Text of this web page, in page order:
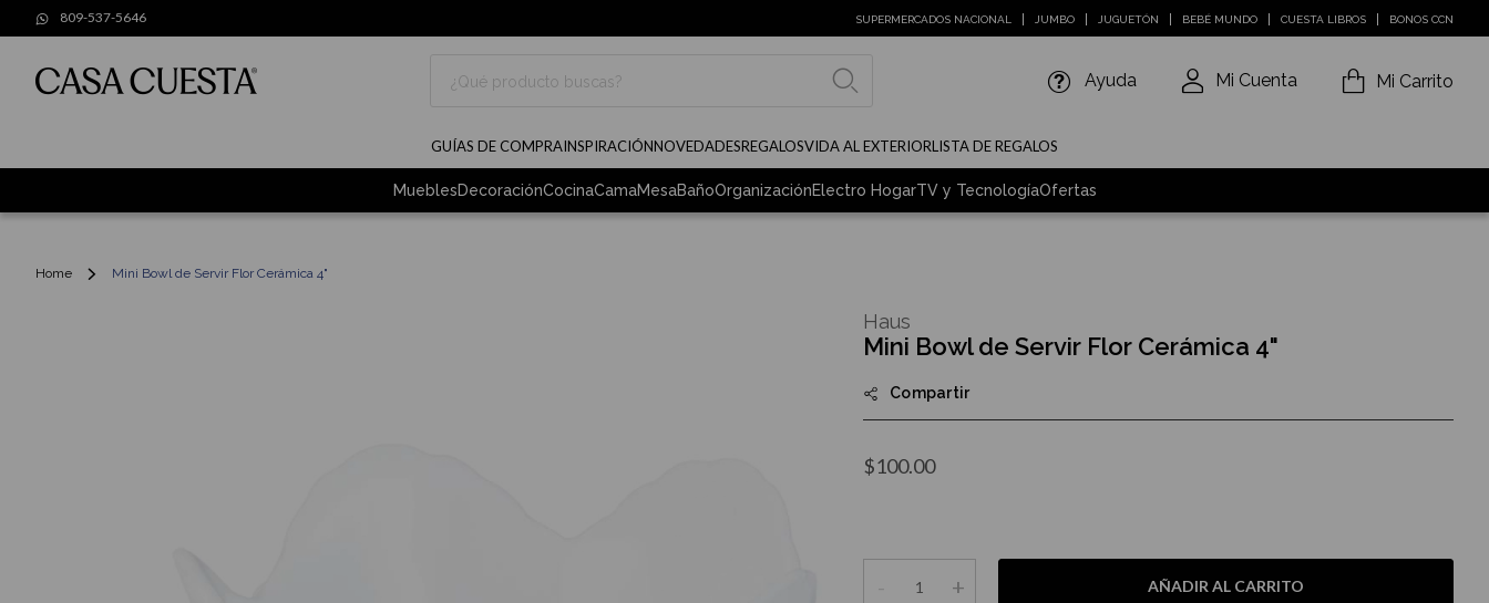
809-537-5646 SUPERMERCADOS NACIONAL JUMBO JUGUETÓN BEBÉ MUNDO CUESTA LIBROS BONOS CCN
Ayuda Mi Cuenta Mi Carrito
GUÍAS DE COMPRAINSPIRACIÓNNOVEDADESREGALOSVIDA AL EXTERIORLISTA DE REGALOS
MueblesDecoraciónCocinaCamaMesaBañoOrganizaciónElectro HogarTV y TecnologíaOfertas
Home Mini Bowl de Servir Flor Cerámica 4"
Mini Bowl de Servir Flor Cerámica 4"
Compartir
$100.00
- + AÑADIR AL CARRITO
Haus